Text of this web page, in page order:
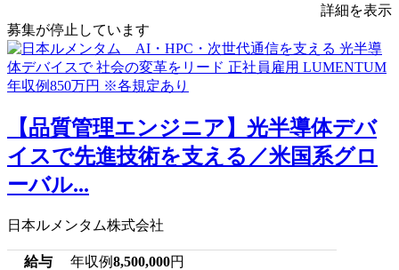
詳細を表示
募集が停止しています
【品質管理エンジニア】光半導体デバ
イスで先進技術を支える／米国系グロ
ーバル...
日本ルメンタム株式会社
給与 年収例8,500,000円